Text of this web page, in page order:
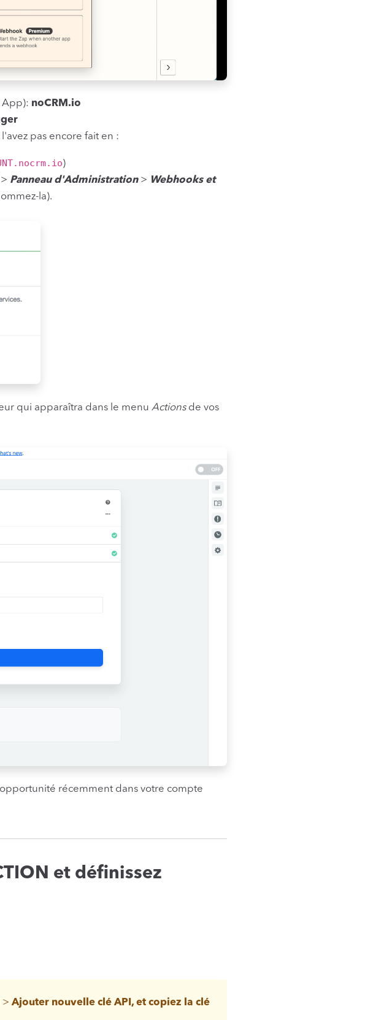
App): noCRM.io
pas encore fait en :
)
Panneau d'Administration> Webhooks et
la).
qui apparaîtra dans le menu Actionsde vos
récemment dans votre compte
et définissez
> Ajouter nouvelle clé API, et copiez la clé